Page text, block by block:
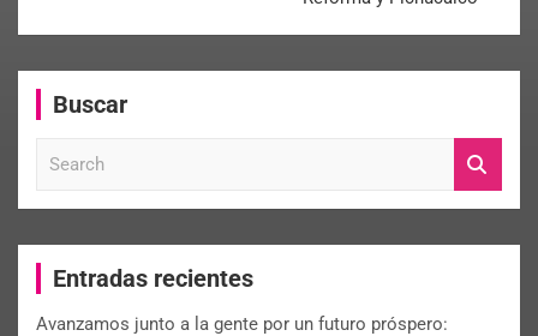
Buscar
c
Entradas recientes
Avanzamos junto a la gente por un futuro próspero: